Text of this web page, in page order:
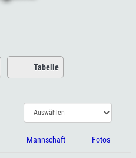
Tabelle
Mannschaft Fotos